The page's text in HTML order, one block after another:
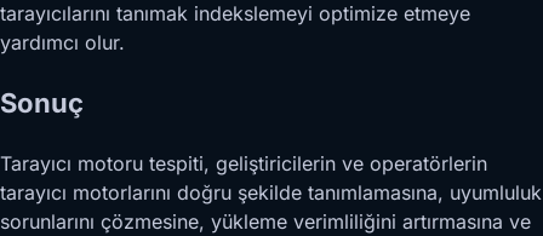
tarayıcılarını tanımak indekslemeyi optimize etmeye
yardımcı olur.
Sonuç
Tarayıcı motoru tespiti, geliştiricilerin ve operatörlerin
tarayıcı motorlarını doğru şekilde tanımlamasına, uyumluluk
sorunlarını çözmesine, yükleme verimliliğini artırmasına ve